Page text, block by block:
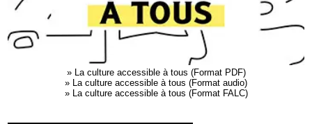
» La culture accessible à tous (Format PDF)
» La culture accessible à tous (Format audio)
» La culture accessible à tous (Format FALC)